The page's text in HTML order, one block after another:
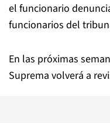
el funcionario
funcionarios del
En las próximas
Suprema volverá a